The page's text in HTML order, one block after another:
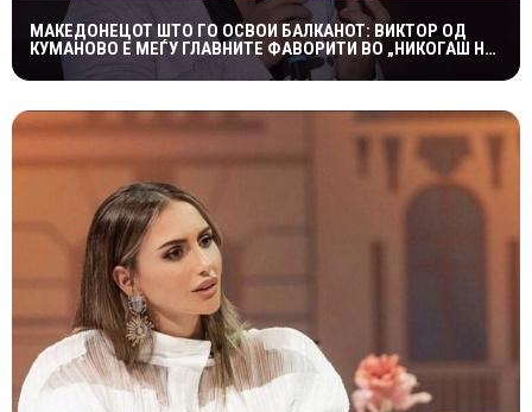
МАКЕДОНЕЦОТ ШТО ГО ОСВОИ БАЛКАНОТ: ВИКТОР ОД
КУМАНОВО Е МЕЃУ ГЛАВНИТЕ ФАВОРИТИ ВО „НИКОГАШ НЕ
Е ДОЦНА”